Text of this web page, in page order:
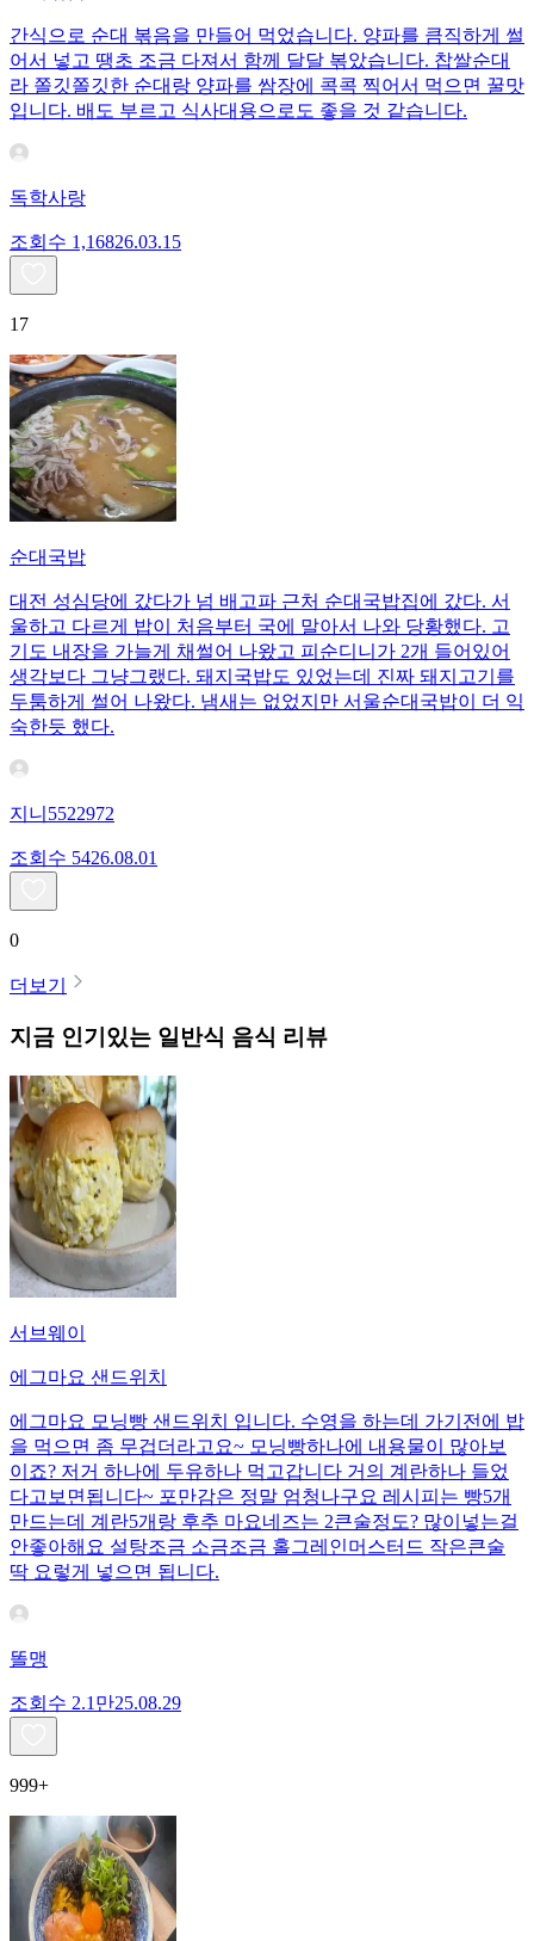
간식으로 순대 볶음을 만들어 먹었습니다. 양파를 큼직하게 썰
어서 넣고 땡초 조금 다져서 함께 달달 볶았습니다. 찹쌀순대
라 쫄깃쫄깃한 순대랑 양파를 쌈장에 콕콕 찍어서 먹으면 꿀맛
입니다. 배도 부르고 식사대용으로도 좋을 것 같습니다.
독학사랑
조회수 1,16826.03.15
17
순대국밥
대전 성심당에 갔다가 넘 배고파 근처 순대국밥집에 갔다. 서
울하고 다르게 밥이 처음부터 국에 말아서 나와 당황했다. 고
기도 내장을 가늘게 채썰어 나왔고 피순디니가 2개 들어있어
생각보다 그냥그랬다. 돼지국밥도 있었는데 진짜 돼지고기를
두툼하게 썰어 나왔다. 냄새는 없었지만 서울순대국밥이 더 익
숙한듯 했다.
지니5522972
조회수 5426.08.01
0
더보기
지금 인기있는 일반식 음식 리뷰
서브웨이
에그마요 샌드위치
에그마요 모닝빵 샌드위치 입니다. 수영을 하는데 가기전에 밥
을 먹으면 좀 무겁더라고요~ 모닝빵하나에 내용물이 많아보
이죠? 저거 하나에 두유하나 먹고갑니다 거의 계란하나 들었
다고보면됩니다~ 포만감은 정말 엄청나구요 레시피는 빵5개
만드는데 계란5개랑 후추 마요네즈는 2큰술정도? 많이넣는걸
안좋아해요 설탕조금 소금조금 홀그레인머스터드 작은큰술
딱 요렇게 넣으면 됩니다.
똘맹
조회수 2.1만25.08.29
999+